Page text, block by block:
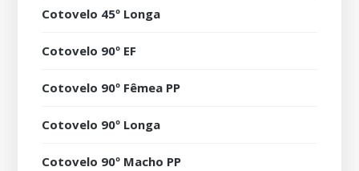
Cotovelo 45º Longa
Cotovelo 90º EF
Cotovelo 90º Fêmea PP
Cotovelo 90º Longa
Cotovelo 90º Macho PP